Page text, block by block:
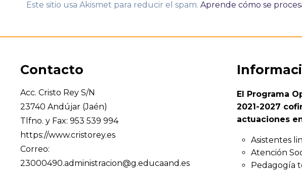
Este sitio usa Akismet para reducir el spam. Aprende cómo se
Contacto
Acc. Cristo Rey S/N
23740 Andújar (Jaén)
Tlfno. y Fax: 953 539 994
https://www.cristorey.es
Correo:
23000490.administracion@g.educaand.es
El Programa
2021-2027
actuaciones
Asistentes
Atención
Pedagogía